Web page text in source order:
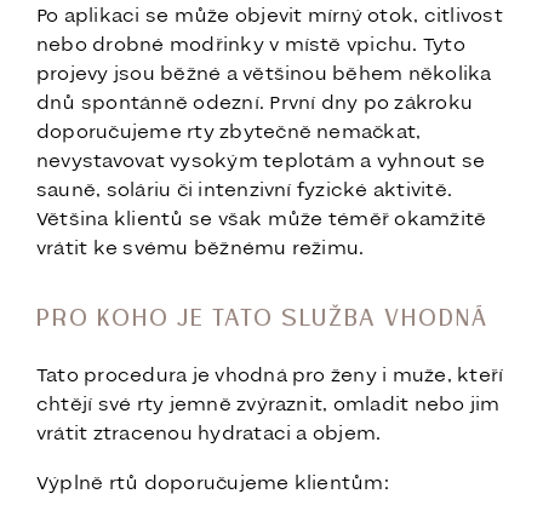
Po aplikaci se může objevit mírný otok, citlivost
nebo drobné modřinky v místě vpichu. Tyto
projevy jsou běžné a většinou během několika
dnů spontánně odezní. První dny po zákroku
doporučujeme rty zbytečně nemačkat,
nevystavovat vysokým teplotám a vyhnout se
sauně, soláriu či intenzivní fyzické aktivitě.
Většina klientů se však může téměř okamžitě
vrátit ke svému běžnému režimu.
PRO KOHO JE TATO SLUŽBA VHODNÁ
Tato procedura je vhodná pro ženy i muže, kteří
chtějí své rty jemně zvýraznit, omladit nebo jim
vrátit ztracenou hydrataci a objem.
Výplně rtů doporučujeme klientům: